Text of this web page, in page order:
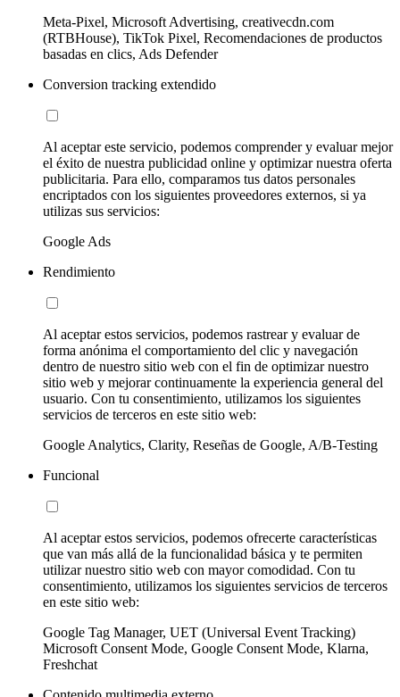
Meta-Pixel, Microsoft Advertising, creativecdn.com
(RTBHouse), TikTok Pixel, Recomendaciones de productos
basadas en clics, Ads Defender
Conversion tracking extendido
Al aceptar este servicio, podemos comprender y evaluar mejor
el éxito de nuestra publicidad online y optimizar nuestra oferta
publicitaria. Para ello, comparamos tus datos personales
encriptados con los siguientes proveedores externos, si ya
utilizas sus servicios:
Google Ads
Rendimiento
Al aceptar estos servicios, podemos rastrear y evaluar de
forma anónima el comportamiento del clic y navegación
dentro de nuestro sitio web con el fin de optimizar nuestro
sitio web y mejorar continuamente la experiencia general del
usuario. Con tu consentimiento, utilizamos los siguientes
servicios de terceros en este sitio web:
Google Analytics, Clarity, Reseñas de Google, A/B-Testing
Funcional
Al aceptar estos servicios, podemos ofrecerte características
que van más allá de la funcionalidad básica y te permiten
utilizar nuestro sitio web con mayor comodidad. Con tu
consentimiento, utilizamos los siguientes servicios de terceros
en este sitio web:
Google Tag Manager, UET (Universal Event Tracking)
Microsoft Consent Mode, Google Consent Mode, Klarna,
Freshchat